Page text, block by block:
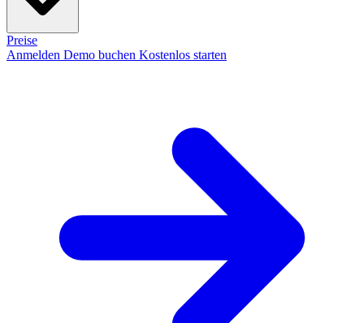
Preise
Anmelden Demo buchen Kostenlos starten